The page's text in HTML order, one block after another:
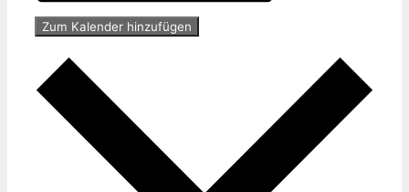
Zum Kalender hinzufügen